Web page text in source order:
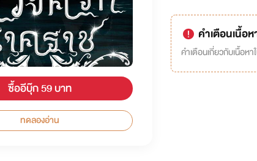
ซื้ออีบุ๊ก 59 บาท
ทดลองอ่าน
คำเตือนเนื้อห
คำเตือนเกี่ยวกับเนื้อห